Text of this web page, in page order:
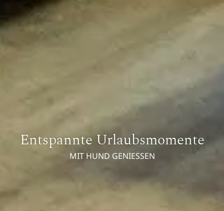
Entspannte Urlaubsmomente
MIT HUND GENIESSEN